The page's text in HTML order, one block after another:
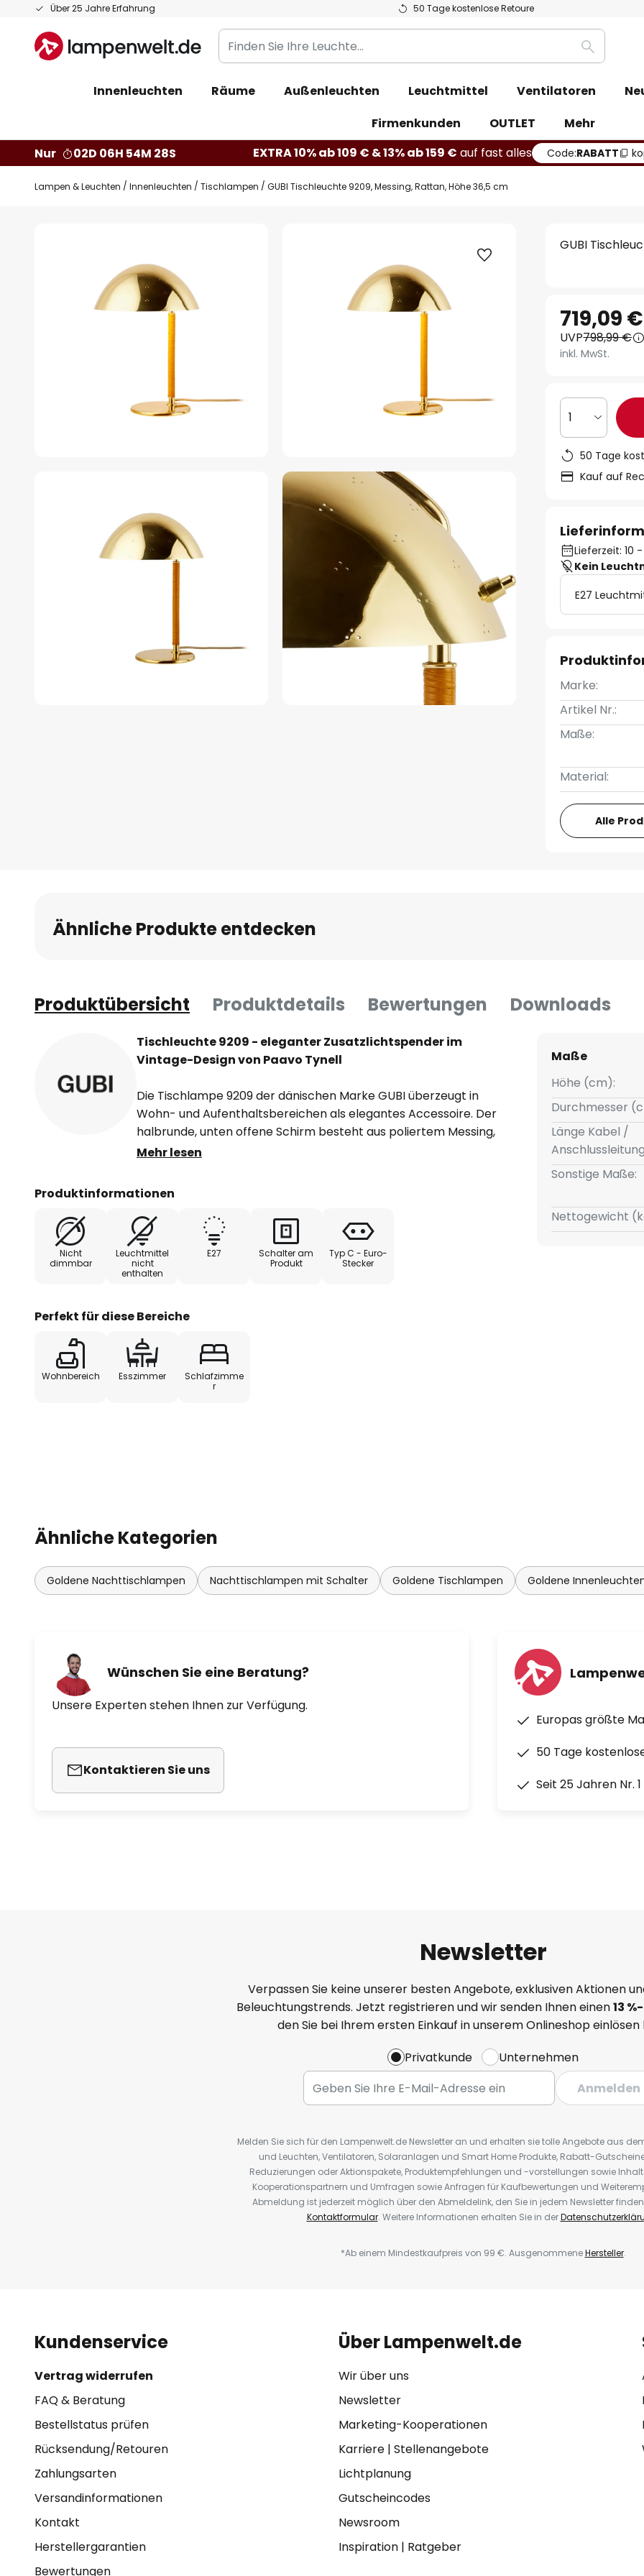
Über 25 Jahre Erfahrung 50 Tage kostenlose Retoure
Zum
springen
Finden
Sie
Leuchte...
Suche
Innenleuchten Räume Außenleuchten Leuchtmittel Ventilatoren
Firmenkunden
OUTLET
Mehr
Nur
02D 06H 54M 27S EXTRA 10% ab 109 € & 13% ab 159 € auf fast alles Code:RABATT
Lampen & Leuchten Innenleuchten Tischlampen GUBI Tischleuchte 9209, Messing, Rattan, Höhe 36,5 cm
GUBI
719,09 €
UVP798,99 €
inkl. MwSt.
1
50 Tage
Kauf auf
Lieferzeit: 10
Kein
E27
Marke:
Artikel Nr.:
Maße:
Material:
Alle
Ähnliche Produkte entdecken
Produktübersicht Produktdetails Bewertungen Downloads
Tischleuchte 9209 - eleganter Zusatzlichtspender im
Vintage-Design von Paavo Tynell
Die Tischlampe 9209 der dänischen Marke GUBI überzeugt in
Wohn- und Aufenthaltsbereichen als elegantes Accessoire. Der
halbrunde, unten offene Schirm besteht aus poliertem Messing,
ebenso wie der runde Fuß. Der Arm ist mit lackiertem Rattan
tritt nicht nur nach unten aus, sondern auch durch
Handarbeit erzielt sind.
Das Design dieser erstmals 1940 produzierten Tischleuchte
stammt vom Industriedesigner Paavo Tynell, dessen Konzepte
"der Mann, der Finnland zum Leuchten brachte" bezeichnet wird.
Mehr lesen
Produktinformationen
Nicht
dimmbar
Leuchtmittel
nicht
enthalten
E27
Schalter am
Produkt
Typ C - Euro-
Stecker
Perfekt für diese Bereiche
Wohnbereich Esszimmer
Schlafzimme
r
Maße
Höhe (cm):
Durchmesser
Länge Kabel /
Sonstige Maße:
Nettogewicht
Ähnliche Kategorien
Goldene Nachttischlampen Nachttischlampen mit Schalter Goldene Tischlampen Goldene
Wünschen Sie eine Beratung?
Unsere Experten stehen Ihnen zur Verfügung.
Kontaktieren Sie uns
Europas größte
50 Tage
Seit 25 Jahren Nr.
Newsletter
Verpassen Sie keine unserer besten Angebote, exklusiven Aktionen
Beleuchtungstrends. Jetzt registrieren und wir senden Ihnen einen13 %
den Sie bei Ihrem ersten Einkauf in unserem Onlineshop
Privatkunde
Unternehmen
Anmelden
Melden Sie sich für den Lampenwelt.de Newsletter an und erhalten sie tolle Angebote aus
und Leuchten, Ventilatoren, Solaranlagen und Smart Home Produkte, Rabatt-
Reduzierungen oder Aktionspakete, Produktempfehlungen und -vorstellungen sowie
Kooperationspartnern und Umfragen sowie Anfragen für Kaufbewertungen und
Abmeldung ist jederzeit möglich über den Abmeldelink, den Sie in jedem Newsletter
Kontaktformular. Weitere Informationen erhalten Sie in der
*Ab einem Mindestkaufpreis von 99 €. AusgenommeneHersteller.
Kundenservice
Vertrag widerrufen
FAQ & Beratung
Bestellstatus prüfen
Rücksendung/Retouren
Zahlungsarten
Versandinformationen
Kontakt
Herstellergarantien
Bewertungen
Über Lampenwelt.de
Wir über uns
Newsletter
Marketing-Kooperationen
Karriere| Stellenangebote
Lichtplanung
Gutscheincodes
Newsroom
Inspiration| Ratgeber